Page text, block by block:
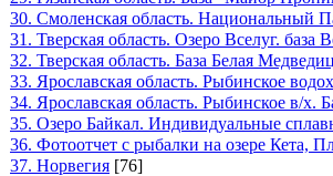
30. Смоленская область. Национальный
31. Тверская область. Озеро Вселуг. база
32. Тверская область. База Белая
33. Ярославская область. Рыбинское
34. Ярославская область. Рыбинское в/х.
35. Озеро Байкал. Индивидуальные
36. Фотоотчет с рыбалки на озере Кета,
37. Норвегия [76]